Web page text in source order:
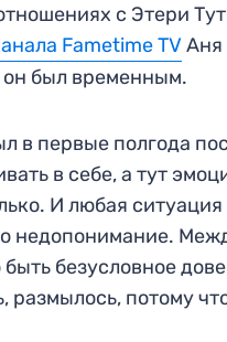
с Этери
Fametime TV Аня
он был временным.
в первые полгода
в себе, а тут
И любая
недопонимание.
безусловное
размылось, потому